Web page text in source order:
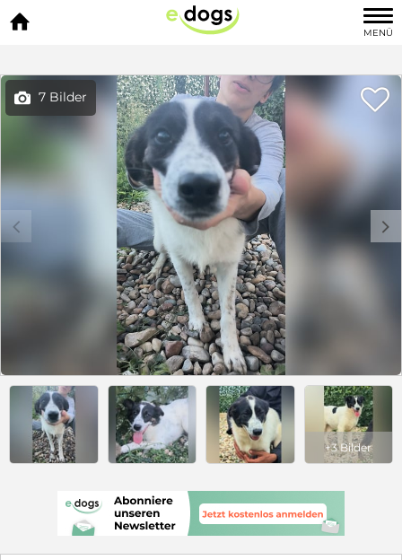

MENÜ
 7 Bilder 
c d
+3 Bilder